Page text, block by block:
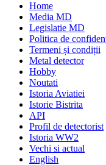
Home
Media MD
Legislatie MD
Politica de
Termeni și condiții
Metal detector
Hobby
Noutati
Istoria Aviatiei
Istorie Bistrita
API
Profil de detectorist
Istoria WW2
Vechi si actual
English